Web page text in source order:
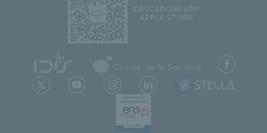
DESCARGAR APP
APPLE STORE